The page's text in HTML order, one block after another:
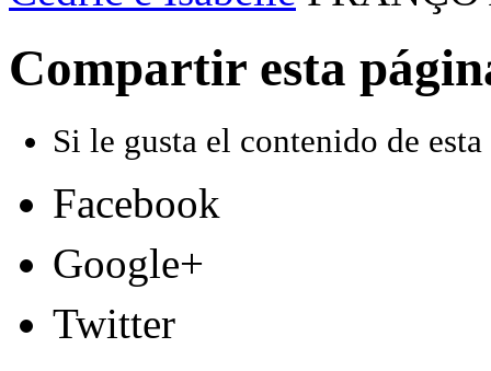
Compartir esta
Si le gusta el contenido de
Facebook
Google+
Twitter